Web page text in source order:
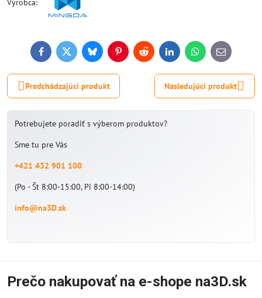
FacebookTwitterBlueskyPinterestReddit LinkedInWhatsApp
E-
mail
Predchádzajúci produkt Nasledujúci produkt
Potrebujete poradiť s výberom produktov?
Sme tu pre Vás
+421 432 901 100
(Po - Št 8:00-15:00, Pi 8:00-14:00)
info@na3D.sk
Prečo nakupovať na e-shope na3D.sk